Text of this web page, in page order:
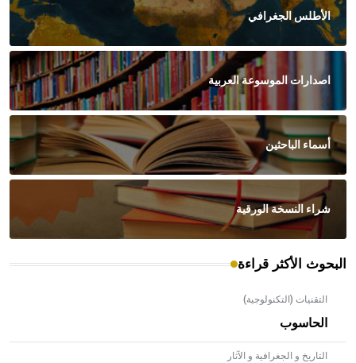
الأطلس الجغرافي
اصدارات الموسوعة العربية
أسماء الباحثين
شراء النسخة الورقية
البحوث الأكثر قراءة
التقنيات (التكنولوجية)
الحاسوب
التاريخ و الجغرافية و الآثار